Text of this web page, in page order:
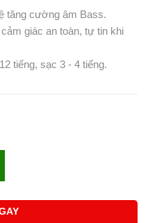
tăng cường âm Bass.
giác an toàn, tự tin khi
tiếng, sạc 3 - 4 tiếng.